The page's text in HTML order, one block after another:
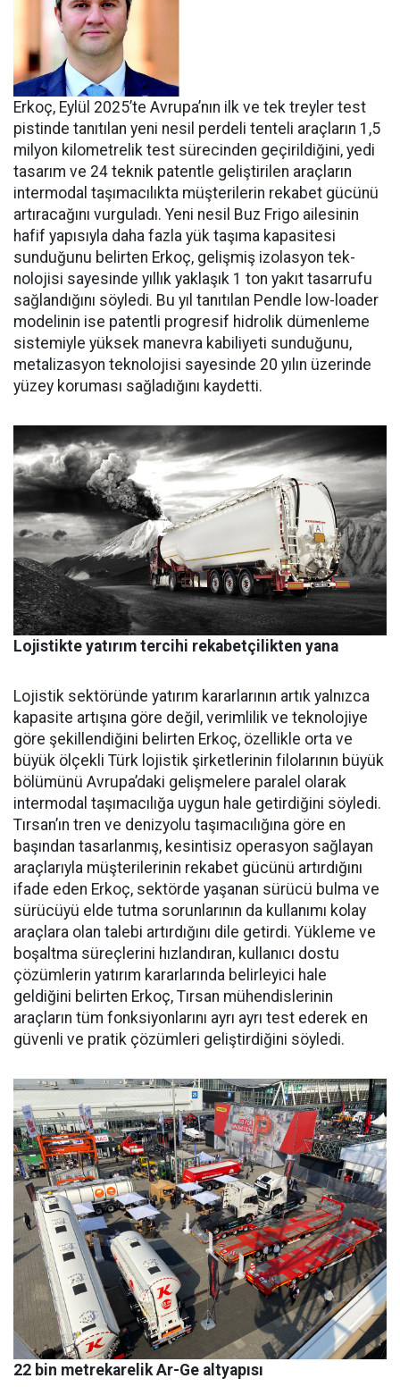
Erkoç, Eylül 2025’te Avru­pa’nın ilk ve tek treyler test
pistin­de tanıtılan yeni nesil perdeli ten­teli araçların 1,5
milyon kilomet­relik test sürecinden geçirildiğini, yedi
tasarım ve 24 teknik patentle geliştirilen araçların
intermodal taşımacılıkta müşterilerin reka­bet gücünü
artıracağını vurgula­dı. Yeni nesil Buz Frigo ailesinin
hafif yapısıyla daha fazla yük ta­şıma kapasitesi
sunduğunu belir­ten Erkoç, gelişmiş izolasyon tek­
nolojisi sayesinde yıllık yaklaşık 1 ton yakıt tasarrufu
sağlandığı­nı söyledi. Bu yıl tanıtılan Pendle low-loader
modelinin ise patent­li progresif hidrolik dümenleme
sistemiyle yüksek manevra kabi­liyeti sunduğunu,
metalizasyon teknolojisi sayesinde 20 yılın üze­rinde
yüzey koruması sağladığını kaydetti.
Lojistikte yatırım tercihi rekabetçilikten yana
Lojistik sektöründe yatırım ka­rarlarının artık yalnızca
kapasi­te artışına göre değil, verimlilik ve teknolojiye
göre şekillendiği­ni belirten Erkoç, özellikle orta ve
büyük ölçekli Türk lojistik şirket­lerinin filolarının büyük
bölümü­nü Avrupa’daki gelişmelere para­lel olarak
intermodal taşımacılı­ğa uygun hale getirdiğini söyledi.
Tırsan’ın tren ve denizyolu taşı­macılığına göre en
başından ta­sarlanmış, kesintisiz operasyon sağlayan
araçlarıyla müşterile­rinin rekabet gücünü artırdığını
ifade eden Erkoç, sektörde yaşa­nan sürücü bulma ve
sürücüyü el­de tutma sorunlarının da kullanı­mı kolay
araçlara olan talebi ar­tırdığını dile getirdi. Yükleme ve
boşaltma süreçlerini hızlandıran, kullanıcı dostu
çözümlerin yatı­rım kararlarında belirleyici hale
geldiğini belirten Erkoç, Tırsan mühendislerinin
araçların tüm fonksiyonlarını ayrı ayrı test ede­rek en
güvenli ve pratik çözümleri geliştirdiğini söyledi.
22 bin metrekarelik Ar-Ge altyapısı